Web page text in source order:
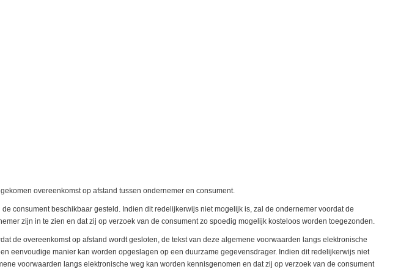
overeenkomst op afstand tussen ondernemer en consument.
consument beschikbaar gesteld. Indien dit redelijkerwijs niet mogelijk is, zal de ondernemer voordat de
zijn in te zien en dat zij op verzoek van de consument zo spoedig mogelijk kosteloos worden toegezonden.
de overeenkomst op afstand wordt gesloten, de tekst van deze algemene voorwaarden langs elektronische
eenvoudige manier kan worden opgeslagen op een duurzame gegevensdrager. Indien dit redelijkerwijs niet
voorwaarden langs elektronische weg kan worden kennisgenomen en dat zij op verzoek van de consument